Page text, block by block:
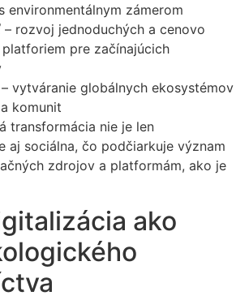
environmentálnym zámerom
– rozvoj jednoduchých a cenovo
pre začínajúcich
– vytváranie globálnych ekosystémov
komunit
transformácia nie je len
aj sociálna, čo podčiarkuje význam
zdrojov a platformám, ako je
ako